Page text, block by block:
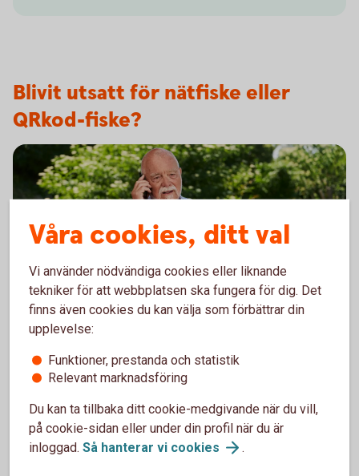
Blivit utsatt för nätfiske eller
QRkod-fiske?
Senior having a serious conversation on the phone
Ring och anmäl bedrägeri
Misstänker du att du blivit utsatt för bedrägeri? Blivit
av med mobil eller säkerhetsdosa? Upptäckt något
onormalt i våra digitala tjänster? Kontakta oss direkt!
Anmäl bedrägeri – telefonnummer och
Våra cookies, ditt val
Vi använder nödvändiga cookies eller liknande
tekniker för att webbplatsen ska fungera för dig. Det
finns även cookies du kan välja som förbättrar din
upplevelse:
Funktioner, prestanda och statistik
Relevant marknadsföring
Du kan ta tillbaka ditt cookie-medgivande när du vill,
på cookie-sidan eller under din profil när du är
inloggad. Så hanterar vi cookies .